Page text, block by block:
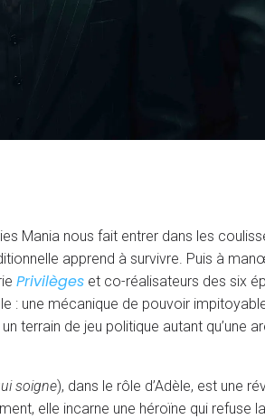
Mania nous fait entrer dans les
apprend à survivre. Puis à
Privilèges et co-réalisateurs des six
: une mécanique de pouvoir
terrain de jeu politique autant qu’une
soigne), dans le rôle d’Adèle, est une
elle incarne une héroïne qui